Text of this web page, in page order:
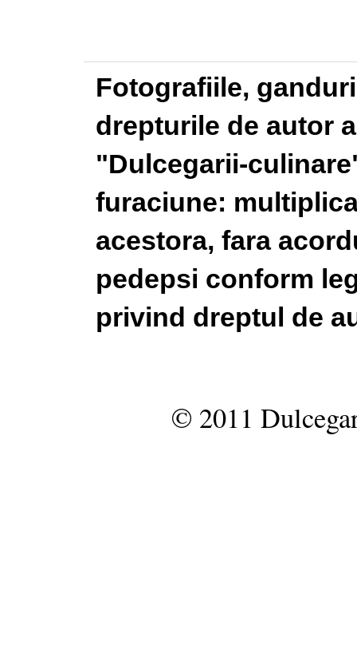
Fotografiile,
drepturile de autor
"Dulcegarii-
furaciune:
acestora, fara
pedepsi conform
privind dreptul de
© 2011